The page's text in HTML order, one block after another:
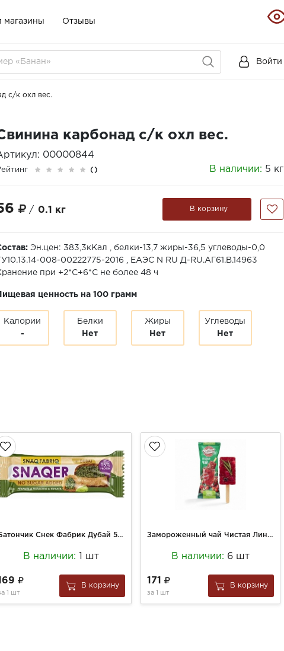
магазины Отзывы
Войти
с/к охл вес.
карбонад с/к охл вес.
00000844
() В наличии: 5 кг
/ 0.1 кг В корзину
Эн.цен: 383,3кКал , белки-13,7 жиры-36,5 углеводы-0,0
008-00222775-2016 , ЕАЭС N RU Д-RU.АГ61.B.14963
при +2*С+6*С не более 48 ч
ценность на 100 грамм
Калории
-
Белки
Нет
Жиры
Нет
Углеводы
Нет
Батончик Снек Фабрик Дубай 50г Арахисовый с хрустящим тестом глаз.
В наличии: 1 шт
1 шт
В корзину
Замороженный чай Чистая Линия 50г Ягодный Клубника, Клюква, Розмарин (30)
В наличии: 6 шт
171
за 1 шт
В корзину